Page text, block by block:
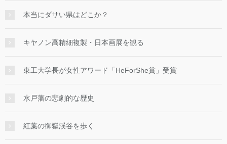
本当にダサい県はどこか？
キヤノン高精細複製・日本画展を観る
東工大学長が女性アワード「HeForShe賞」受賞
水戸藩の悲劇的な歴史
紅葉の御嶽渓谷を歩く